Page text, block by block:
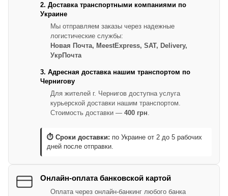
2. Доставка транспортными компаниями по
Украине
Мы отправляем заказы через надежные
логистические службы:
Новая Почта, MeestExpress, SAT, Delivery,
УкрПочта
3. Адресная доставка нашим транспортом по
Чернигову
Для жителей г. Чернигов доступна услуга
курьерской доставки нашим транспортом.
Стоимость доставки — 400 грн
⏱ Сроки доставки: по Украине от 2 до 5 рабочих
дней после отправки.
Онлайн-оплата банковской картой
Оплата через онлайн-банкинг любого банка